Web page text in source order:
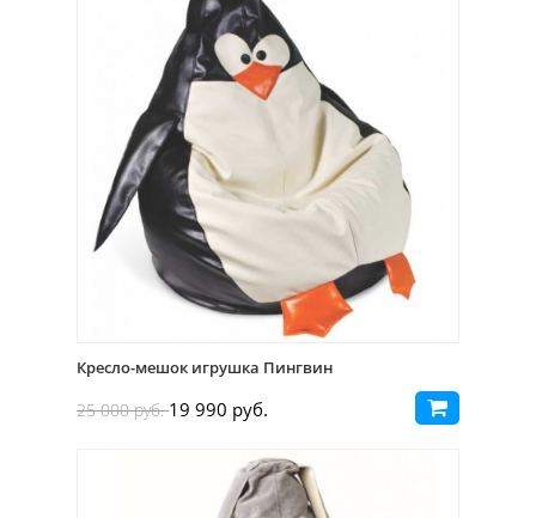
Кресло-мешок игрушка Пингвин
25 000 руб.19 990 руб.